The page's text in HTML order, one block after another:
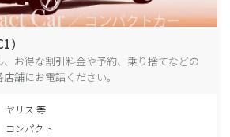
）
お得な割引料金や予約、乗り捨てなどの
舗にお電話ください。
ヤリス 等
コンパクト